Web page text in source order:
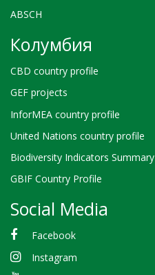
ABSCH
Колумбия
CBD country profile
GEF projects
InforMEA country profile
United Nations country profile
Biodiversity Indicators Summary
GBIF Country Profile
Social Media
Facebook
Instagram